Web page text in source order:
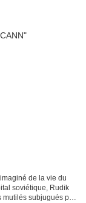
de la vie du
soviétique, Rudik
mutilés subjugués par